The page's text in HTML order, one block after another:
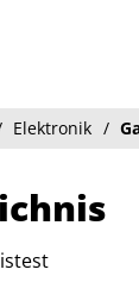
Elektronik